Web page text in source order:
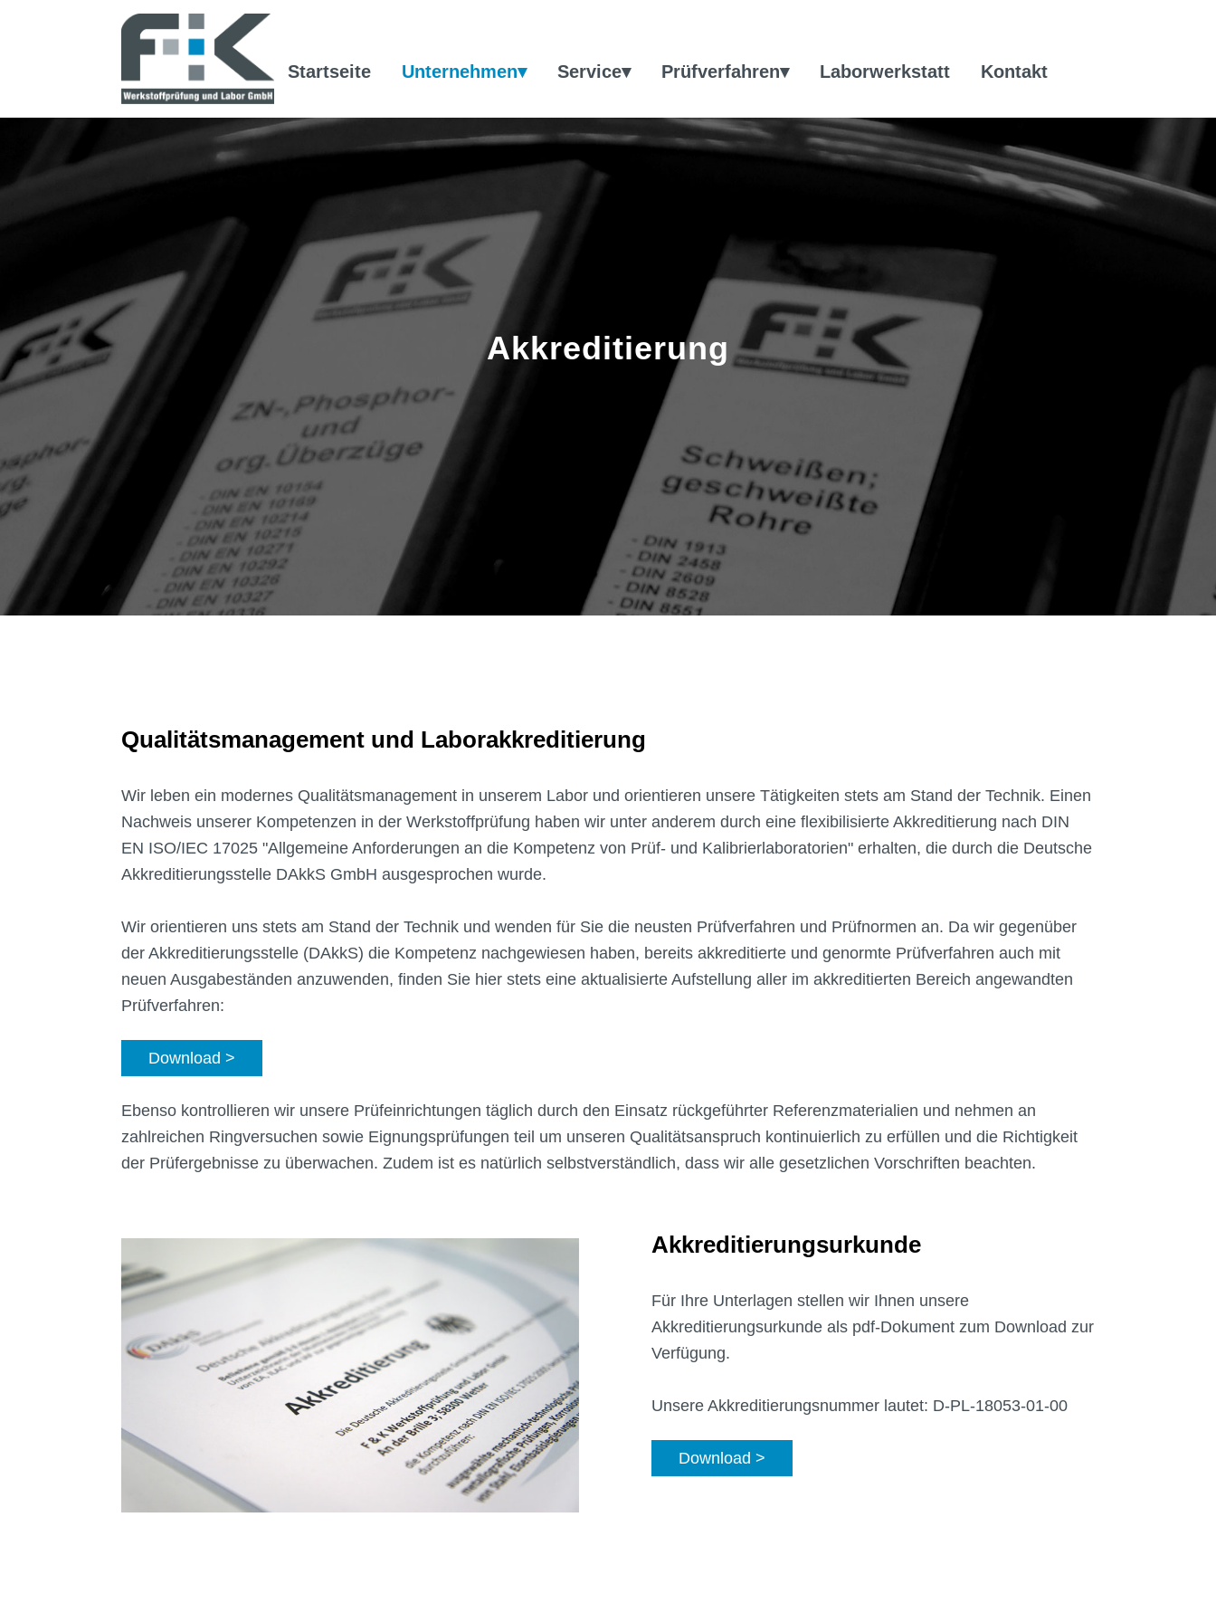
Startseite Unternehmen▾ Service▾ Prüfverfahren▾ Laborwerkstatt Kontakt
Akkreditierung
Qualitätsmanagement und Laborakkreditierung
Wir leben ein modernes Qualitätsmanagement in unserem Labor und orientieren unsere Tätigkeiten stets am Stand der Technik. Einen
Nachweis unserer Kompetenzen in der Werkstoffprüfung haben wir unter anderem durch eine flexibilisierte Akkreditierung nach DIN
EN ISO/IEC 17025 "Allgemeine Anforderungen an die Kompetenz von Prüf- und Kalibrierlaboratorien" erhalten, die durch die Deutsche
Akkreditierungsstelle DAkkS GmbH ausgesprochen wurde.
Wir orientieren uns stets am Stand der Technik und wenden für Sie die neusten Prüfverfahren und Prüfnormen an. Da wir gegenüber
der Akkreditierungsstelle (DAkkS) die Kompetenz nachgewiesen haben, bereits akkreditierte und genormte Prüfverfahren auch mit
neuen Ausgabeständen anzuwenden, finden Sie hier stets eine aktualisierte Aufstellung aller im akkreditierten Bereich angewandten
Prüfverfahren:
Download >
Ebenso kontrollieren wir unsere Prüfeinrichtungen täglich durch den Einsatz rückgeführter Referenzmaterialien und nehmen an
zahlreichen Ringversuchen sowie Eignungsprüfungen teil um unseren Qualitätsanspruch kontinuierlich zu erfüllen und die Richtigkeit
der Prüfergebnisse zu überwachen. Zudem ist es natürlich selbstverständlich, dass wir alle gesetzlichen Vorschriften beachten.
Akkreditierungsurkunde
Für Ihre Unterlagen stellen wir Ihnen unsere
Akkreditierungsurkunde als pdf-Dokument zum Download zur
Verfügung.
Unsere Akkreditierungsnummer lautet: D-PL-18053-01-00
Download >